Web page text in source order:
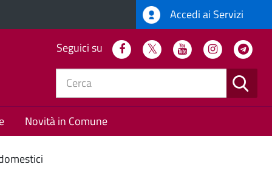
Accedi ai Servizi
Seguici su FacebookTwitter Youtube Instagram
Novità in Comune